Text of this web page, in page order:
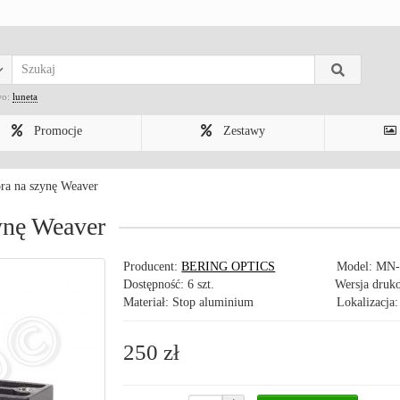
luneta
Promocje Zestawy
na szynę Weaver
Weaver
Producent:BERING OPTICS Model:
Wersja
Dostępność: 6 szt.
Materiał: Stop aluminium
250 zł